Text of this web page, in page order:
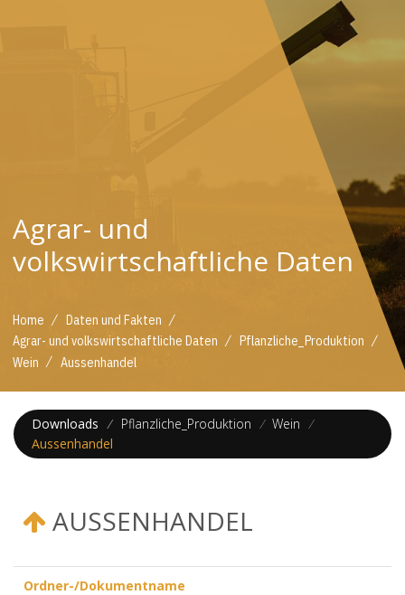
Agrar- und
volkswirtschaftliche Daten
Home / Daten und Fakten /
Agrar- und volkswirtschaftliche Daten / Pflanzliche_Produktion /
Wein / Aussenhandel
Downloads / Pflanzliche_Produktion / Wein /
Aussenhandel
AUSSENHANDEL
Ordner-/Dokumentname